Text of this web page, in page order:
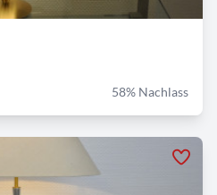
58% Nachlass